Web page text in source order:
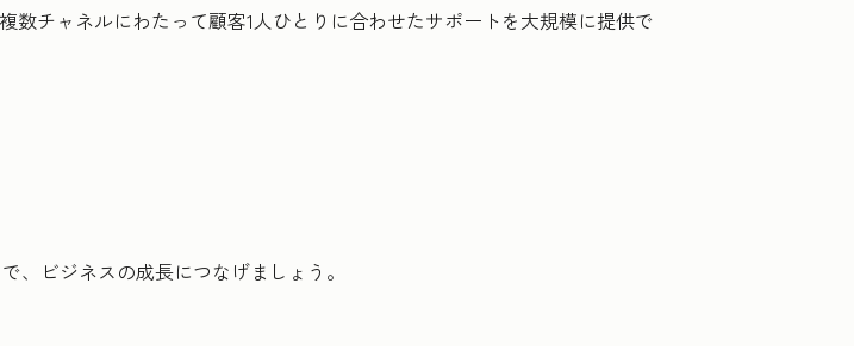
チャネルにわたって顧客1人ひとりに合わせたサポートを大規模に提供で
、ビジネスの成長につなげましょう。